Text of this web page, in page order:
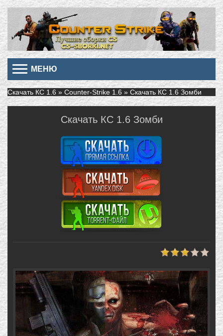
МЕНЮ
Скачать КС 1.6 » Counter-Strike 1.6 » Скачать КС 1.6 Зомби
Скачать КС 1.6 Зомби